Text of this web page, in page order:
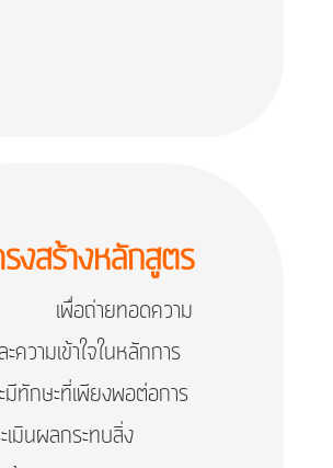
รงสร้างหลักสูตร
พื่อถ่ายทอดความ
ะความเข้าใจในหลักการ
มีทักษะที่เพียงพอต่อการ
เมินผลกระทบสิ่ง